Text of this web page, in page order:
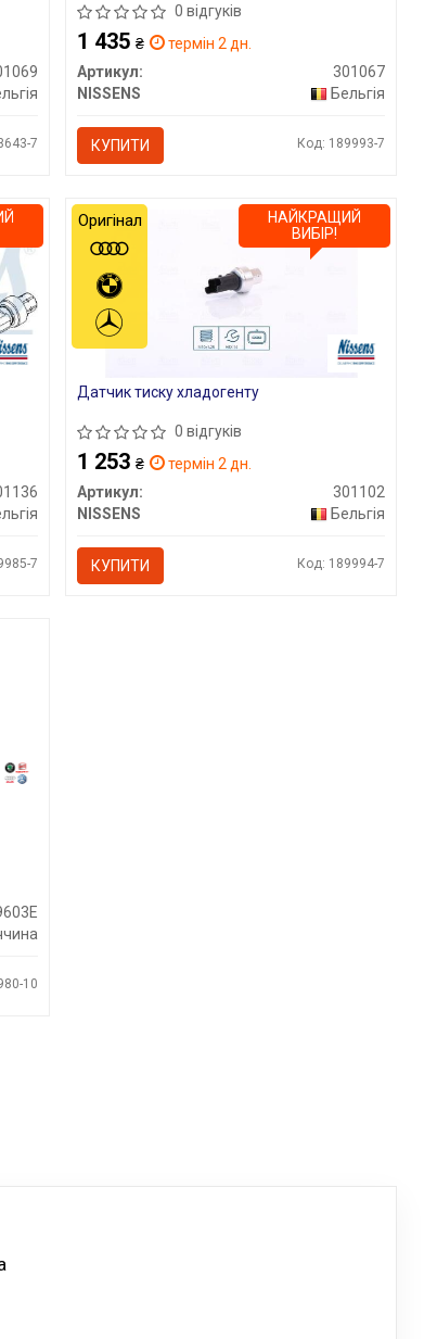
7
0 відгуків
1 435₴
термін 2 дн.
Артикул:
301067
NISSENS
Бельгія
КУПИТИ Код: 189993-7
7
Датчик тиску хладогенту
0 відгуків
1 253₴
термін 2 дн.
Артикул:
301102
NISSENS
Бельгія
КУПИТИ Код: 189994-7
НАЙКРАЩИЙ
ВИБІР!
Оригінал
10